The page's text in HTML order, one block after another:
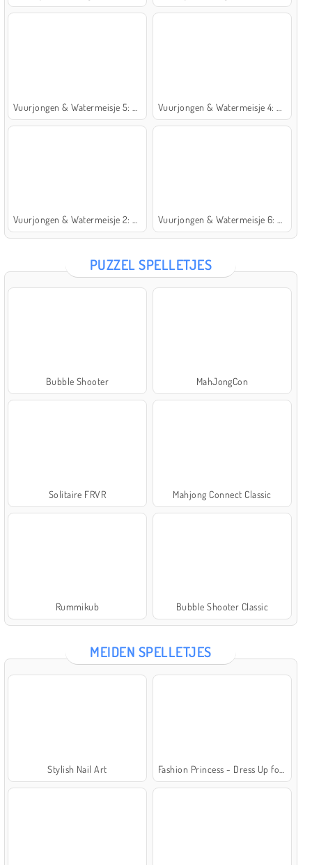
PUZZEL SPELLETJES
Bubble Shooter MahJongCon
Solitaire FRVR Mahjong Connect Classic
Rummikub Bubble Shooter Classic
MEIDEN SPELLETJES
Stylish Nail Art